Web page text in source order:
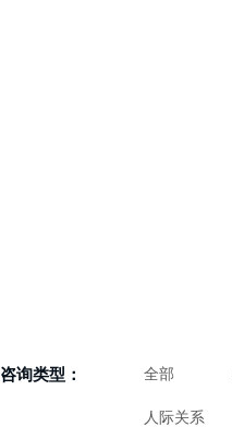
咨询类型： 全部
人际关系